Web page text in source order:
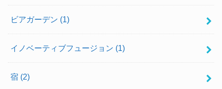
ビアガーデン (1)
イノベーティブフュージョン (1)
宿 (2)